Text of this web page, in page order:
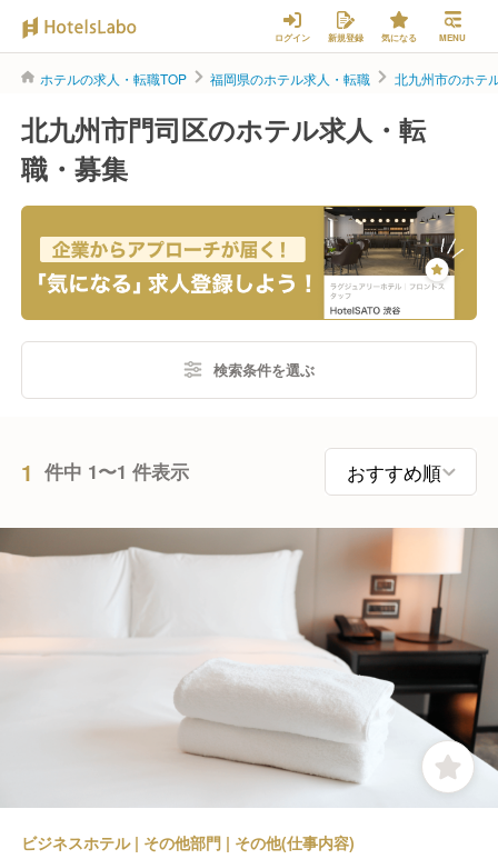
ログイン 新規登録 気になる MENU
ホテルの求人・転職TOP 福岡県のホテル求人・転職 北九州市のホテ
北九州市門司区のホテル求人・転
職・募集
検索条件を選ぶ
1 件中 1〜1 件表示
ビジネスホテル | その他部門 | その他(仕事内容)